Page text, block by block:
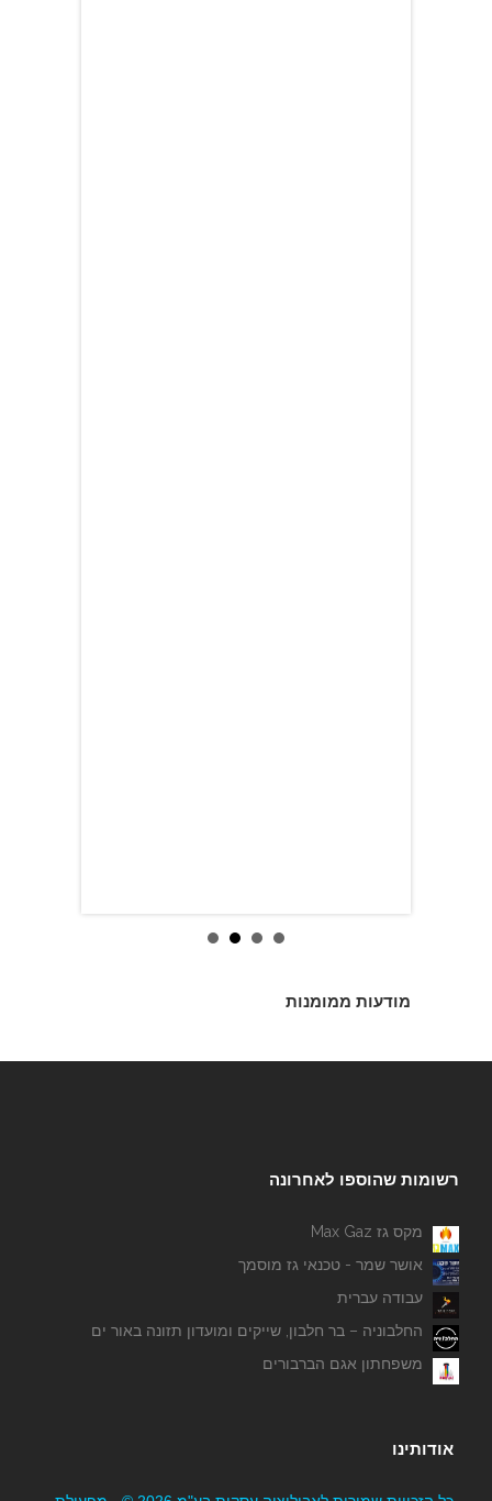
מודעות ממומנות
רשומות שהוספו לאחרונה
מקס גז Max Gaz
אושר שמר - טכנאי גז מוסמך
עבודה עברית
החלבוניה – בר חלבון, שייקים ומועדון תזונה באור ים
משפחתון אגם הברבורים
אודותינו